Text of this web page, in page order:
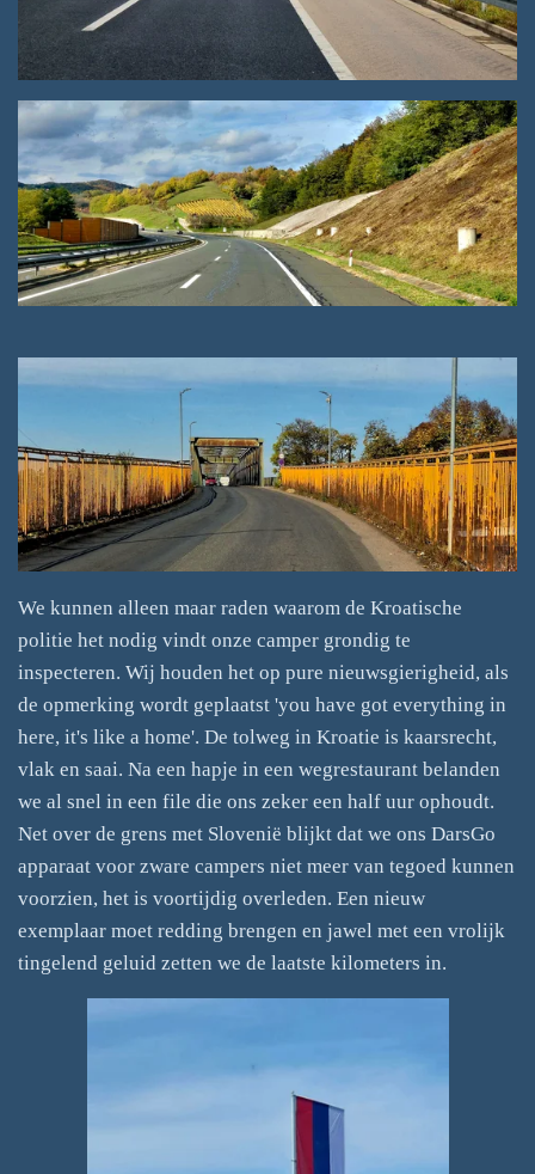
We kunnen alleen maar raden waarom de Kroatische
politie het nodig vindt onze camper grondig te
inspecteren. Wij houden het op pure nieuwsgierigheid, als
de opmerking wordt geplaatst 'you have got everything in
here, it's like a home'. De tolweg in Kroatie is kaarsrecht,
vlak en saai. Na een hapje in een wegrestaurant belanden
we al snel in een file die ons zeker een half uur ophoudt.
Net over de grens met Slovenië blijkt dat we ons DarsGo
apparaat voor zware campers niet meer van tegoed kunnen
voorzien, het is voortijdig overleden. Een nieuw
exemplaar moet redding brengen en jawel met een vrolijk
tingelend geluid zetten we de laatste kilometers in.